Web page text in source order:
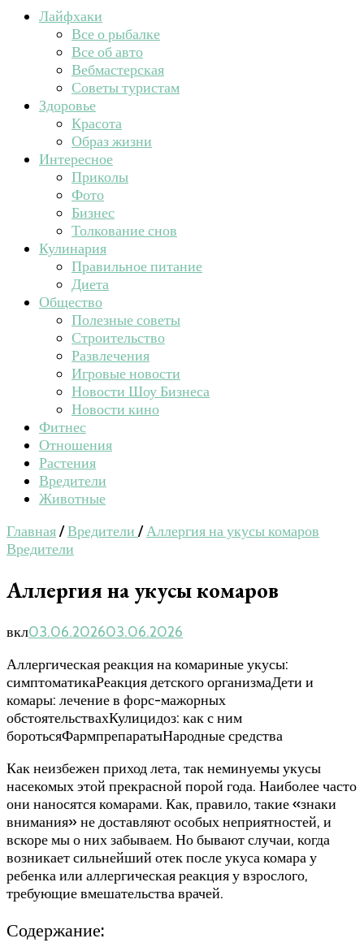
Лайфхаки
Все о рыбалке
Все об авто
Вебмастерская
Советы туристам
Здоровье
Красота
Образ жизни
Интересное
Приколы
Фото
Бизнес
Толкование снов
Кулинария
Правильное питание
Диета
Общество
Полезные советы
Строительство
Развлечения
Игровые новости
Новости Шоу Бизнеса
Новости кино
Фитнес
Отношения
Растения
Вредители
Животные
Главная/Вредители /Аллергия на укусы комаров
Вредители
Аллергия на укусы комаров
вкл03.06.202603.06.2026
Аллергическая реакция на комариные укусы:
симптоматикаРеакция детского организмаДети и
комары: лечение в форс-мажорных
обстоятельствахКулицидоз: как с ним
боротьсяФармпрепаратыНародные средства
Как неизбежен приход лета, так неминуемы укусы
насекомых этой прекрасной порой года. Наиболее часто
они наносятся комарами. Как, правило, такие «знаки
внимания» не доставляют особых неприятностей, и
вскоре мы о них забываем. Но бывают случаи, когда
возникает сильнейший отек после укуса комара у
ребенка или аллергическая реакция у взрослого,
требующие вмешательства врачей.
Содержание: